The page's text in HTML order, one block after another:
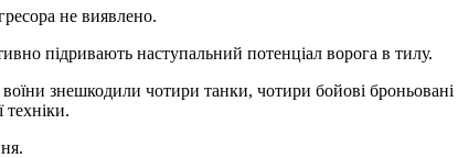
не виявлено.
підривають наступальний потенціал ворога в тилу.
знешкодили чотири танки, чотири бойові